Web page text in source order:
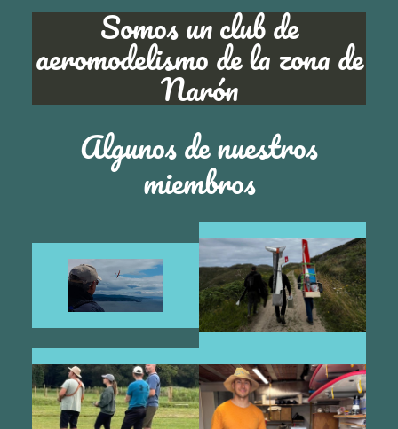
Somos un club de
aeromodelismo de la zona de
Narón
Algunos de nuestros
miembros
Paul disfrutando
como un niño.
Ese modelo tiene 40
años…
De Camino a
Ladera.
Cabo Prioriño